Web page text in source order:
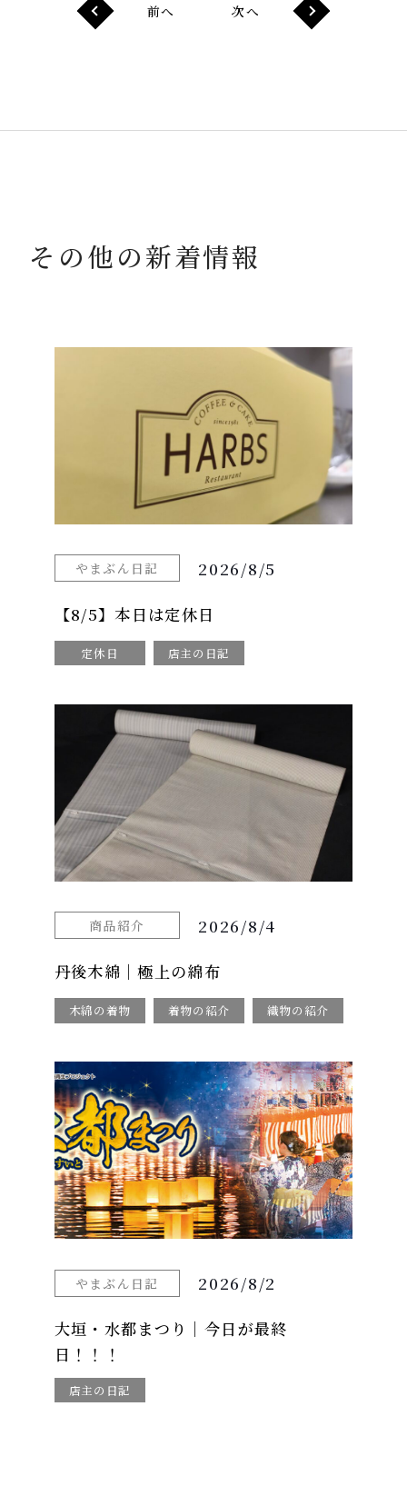
前へ 次へ
その他の新着情報
やまぶん日記 2026/8/5
【8/5】本日は定休日
定休日 店主の日記
商品紹介 2026/8/4
丹後木綿｜極上の綿布
木綿の着物 着物の紹介 織物の紹介
やまぶん日記 2026/8/2
大垣・水都まつり｜今日が最終
日！！！
店主の日記